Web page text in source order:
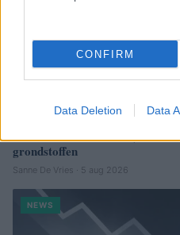
CONFIRM
Data Deletion Data
Brentolie daalt naar 91,82
grondstoffen
Sanne De Vries · 5 aug 2026
NEWS